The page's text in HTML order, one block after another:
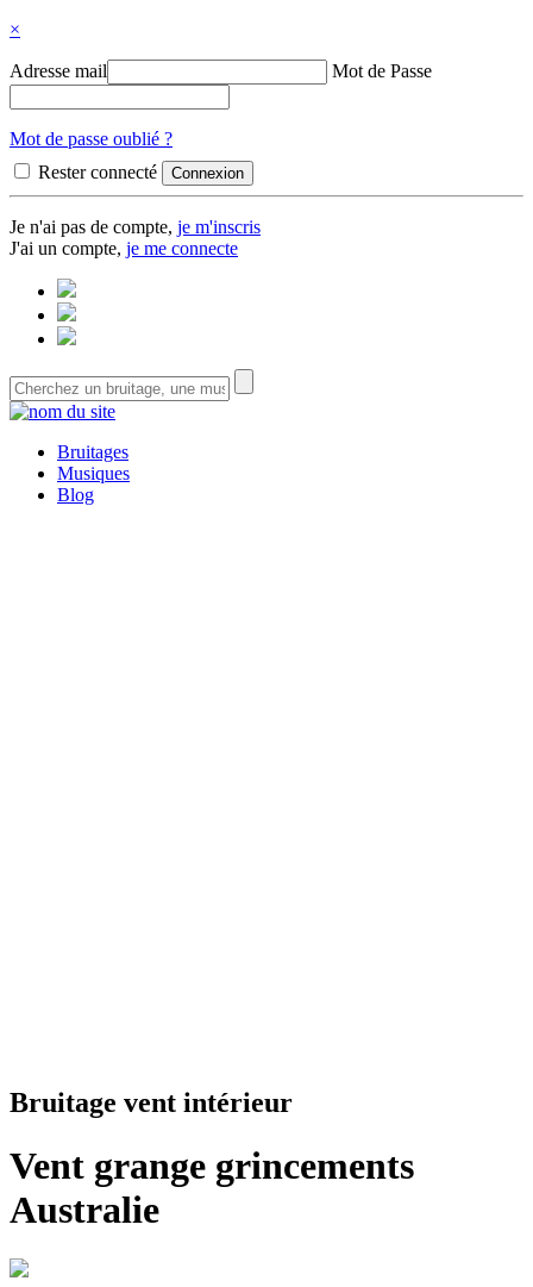
×
Adresse mail Mot de Passe
Mot de passe oublié ?
Rester connecté
Je n'ai pas de compte, je m'inscris
J'ai un compte, je me connecte
Bruitages
Musiques
Blog
Bruitage vent intérieur
Vent grange grincements
Australie